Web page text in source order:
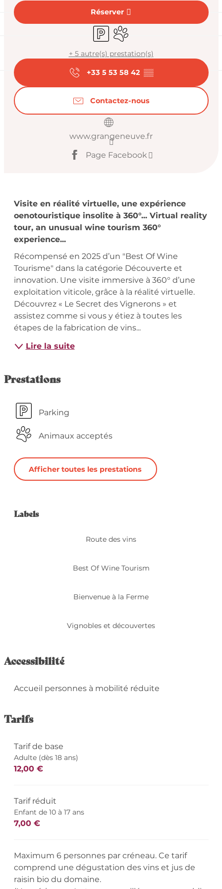
Réserver
ParkingAnimaux acceptés
+ 5 autre(s) prestation(s)
+33 5 53 58 42 ▒▒
Contactez-nous
www.grangeneuve.fr
Page Facebook
Description
Visite en réalité virtuelle, une expérience
oenotouristique insolite à 360°... Virtual reality
tour, an unusual wine tourism 360°
experience...
Récompensé en 2025 d’un "Best Of Wine
Tourisme" dans la catégorie Découverte et
innovation. Une visite immersive à 360° d’une
exploitation viticole, grâce à la réalité virtuelle.
Découvrez « Le Secret des Vignerons » et
assistez comme si vous y étiez à toutes les
étapes de la fabrication de vins...
Lire la suite
Prestations
Parking
Animaux acceptés
Afficher toutes les prestations
Offres de
Labels
Labels
Route des vins
Best Of Wine Tourism
Bienvenue à la Ferme
Vignobles et découvertes
Accessibilité
Accueil personnes à mobilité réduite
Tarifs
Tarif de base
Adulte (dès 18 ans)
12,00 €
Tarif réduit
Enfant de 10 à 17 ans
7,00 €
Maximum 6 personnes par créneau. Ce tarif
comprend une dégustation des vins et jus de
raisin bio du domaine.